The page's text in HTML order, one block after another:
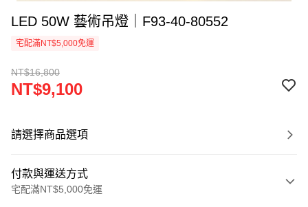
LED 50W 藝術吊燈｜F93-40-80552
宅配滿NT$5,000免運
NT$16,800
NT$9,100
請選擇商品選項
付款與運送方式
宅配滿NT$5,000免運